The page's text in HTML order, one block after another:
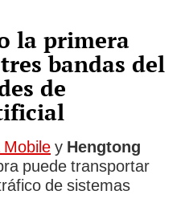
la primera
bandas del
de
Mobile y Hengtong
puede transportar
de sistemas